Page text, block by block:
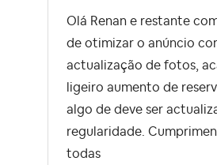
Olá Renan e restante
de otimizar o anúncio
actualização de fotos,
ligeiro aumento de
algo de deve ser
regularidade.
todas